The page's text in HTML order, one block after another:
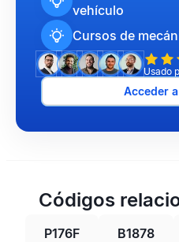
vehículo
Cursos de
Usado
Acceder
Códigos
P176F B1878